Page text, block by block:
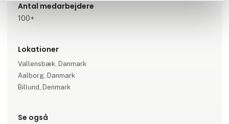
Antal medarbejdere
100+
Lokationer
Vallensbæk, Danmark
Aalborg, Danmark
Billund, Denmark
Se også